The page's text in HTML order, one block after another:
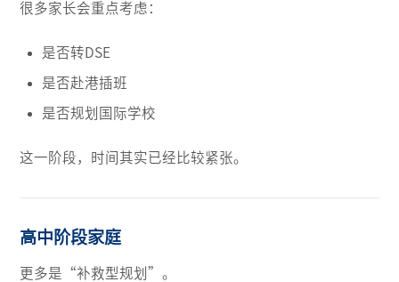
很多家长会重点考虑：
是否转DSE
是否赴港插班
是否规划国际学校
这一阶段，时间其实已经比较紧张。
高中阶段家庭
更多是“补救型规划”。